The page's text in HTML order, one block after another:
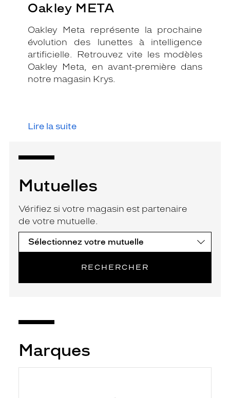
Oakley META
Oakley Meta représente la prochaine
évolution des lunettes à intelligence
artificielle. Retrouvez vite les modèles
Oakley Meta, en avant-première dans
notre magasin Krys.
Lire la suite
Mutuelles
Vérifiez si votre magasin est partenaire
de votre mutuelle.
RECHERCHER
Marques